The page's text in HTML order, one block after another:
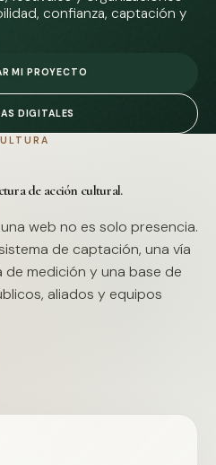
confianza, captación y
MI PROYECTO
DIGITALES
de acción cultural.
web no es solo presencia.
de captación, una vía
medición y una base de
aliados y equipos